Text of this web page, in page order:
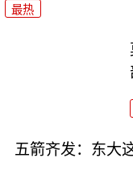
最热
五箭齐发：东大